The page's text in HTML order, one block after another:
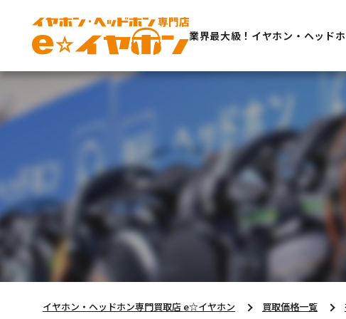
業界最大級！イヤホン・ヘッド
イヤホン・ヘッドホン専門買取店 e☆イヤホン 買取価格一覧